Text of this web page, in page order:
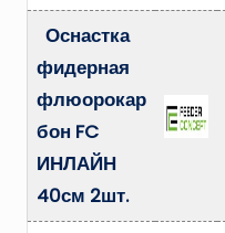
Оснастка
фидерная
флюорокар
бон FC
ИНЛАЙН
40см 2шт.